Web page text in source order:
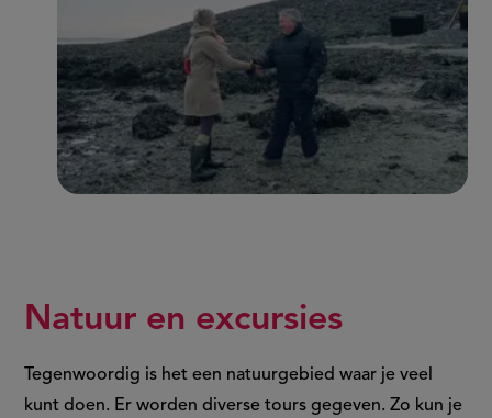
Natuur en excursies
Tegenwoordig is het een natuurgebied waar je veel
kunt doen. Er worden diverse tours gegeven. Zo kun je